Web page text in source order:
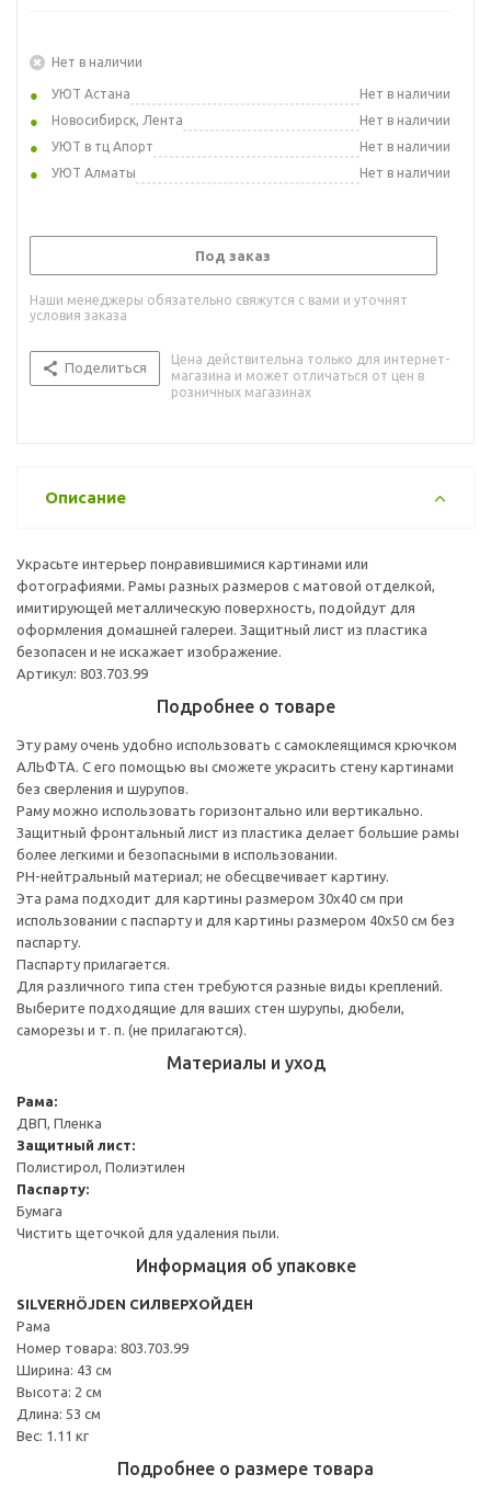
Нет в наличии
УЮТ Астана
Нет в наличии
Новосибирск, Лента
Нет в наличии
УЮТ в тц Апорт
Нет в наличии
УЮТ Алматы
Нет в наличии
Под заказ
Наши менеджеры обязательно свяжутся с вами и уточнят
условия заказа
Поделиться
Цена действительна только для интернет-
магазина и может отличаться от цен в
розничных магазинах
Описание
Украсьте интерьер понравившимися картинами или
фотографиями. Рамы разных размеров с матовой отделкой,
имитирующей металлическую поверхность, подойдут для
оформления домашней галереи. Защитный лист из пластика
безопасен и не искажает изображение.
Артикул: 803.703.99
Подробнее о товаре
Эту раму очень удобно использовать с самоклеящимся крючком
АЛЬФТА. С его помощью вы сможете украсить стену картинами
без сверления и шурупов.
Раму можно использовать горизонтально или вертикально.
Защитный фронтальный лист из пластика делает большие рамы
более легкими и безопасными в использовании.
PH-нейтральный материал; не обесцвечивает картину.
Эта рама подходит для картины размером 30х40 см при
использовании с паспарту и для картины размером 40х50 см без
паспарту.
Паспарту прилагается.
Для различного типа стен требуются разные виды креплений.
Выберите подходящие для ваших стен шурупы, дюбели,
саморезы и т. п. (не прилагаются).
Материалы и уход
Рама:
ДВП, Пленка
Защитный лист:
Полистирол, Полиэтилен
Паспарту:
Бумага
Чистить щеточкой для удаления пыли.
Информация об упаковке
SILVERHÖJDEN СИЛВЕРХОЙДЕН
Рама
Номер товара: 803.703.99
Ширина: 43 см
Высота: 2 см
Длина: 53 см
Вес: 1.11 кг
Подробнее о размере товара